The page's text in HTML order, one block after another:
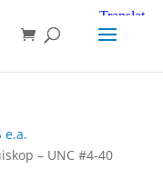
e.a.
– UNC #4-40